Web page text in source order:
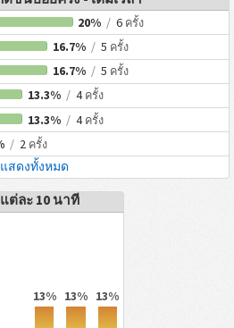
20% / 6 ครั้ง
16.7% / 5 ครั้ง
16.7% / 5 ครั้ง
13.3% /4 ครั้ง
13.3% /4 ครั้ง
/2 ครั้ง
แสดงทั้งหมด
ต่ละ 10 นาที
13% 13% 13%